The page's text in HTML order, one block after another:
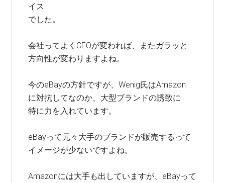
イス
でした。
会社ってよくCEOが変われば、またガラッと
方向性が変わりますよね。
今のeBayの方針ですが、Wenig氏はAmazon
に対抗してなのか、大型ブランドの誘致に
特に力を入れています。
eBayって元々大手のブランドが販売するって
イメージが少ないですよね。
Amazonには大手も出していますが、eBayって